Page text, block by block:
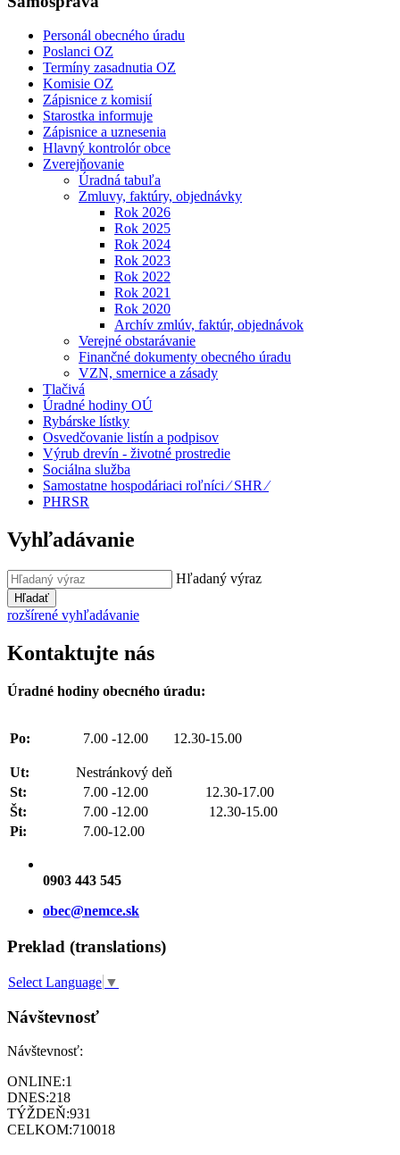
Personál obecného úradu
Poslanci OZ
Termíny zasadnutia OZ
Komisie OZ
Zápisnice z komisií
Starostka informuje
Zápisnice a uznesenia
Hlavný kontrolór obce
Zverejňovanie
Úradná tabuľa
Zmluvy, faktúry, objednávky
Rok 2026
Rok 2025
Rok 2024
Rok 2023
Rok 2022
Rok 2021
Rok 2020
Archív zmlúv, faktúr, objednávok
Verejné obstarávanie
Finančné dokumenty obecného úradu
VZN, smernice a zásady
Tlačivá
Úradné hodiny OÚ
Rybárske lístky
Osvedčovanie listín a podpisov
Výrub drevín - životné prostredie
Sociálna služba
Samostatne hospodáriaci roľníci ⁄ SHR ⁄
PHRSR
Vyhľadávanie
Hľadaný výraz
Hľadať
rozšírené vyhľadávanie
Kontaktujte nás
Úradné hodiny obecného úradu:
Po: 7.00 -12.00 12.30-15.00
Ut:
Nestránkový deň
St:
7.00 -12.00 12.30-17.00
Št:
7.00 -12.00 12.30-15.00
Pi:
7.00-12.00
0903 443 545
obec@nemce.sk
Preklad (translations)
Select Language ▼
Návštevnosť
Návštevnosť:
ONLINE:1
DNES:218
TÝŽDEŇ:931
CELKOM:710018